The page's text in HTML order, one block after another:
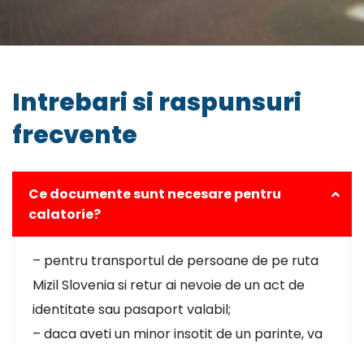
Intrebari si raspunsuri
frecvente
Ce documente sunt necesare pentru
calatorie?
– pentru transportul de persoane de pe ruta
Mizil Slovenia si retur ai nevoie de un act de
identitate sau pasaport valabil;
– daca aveti un minor insotit de un parinte, va